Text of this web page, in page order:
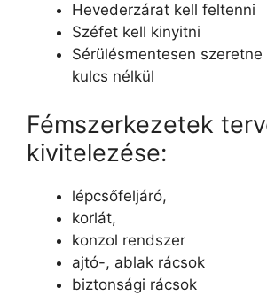
Hevederzárat kell feltenni
Széfet kell kinyitni
Sérülésmentesen
kulcs nélkül
Fémszerkezetek
kivitelezése:
lépcsőfeljáró,
korlát,
konzol rendszer
ajtó-, ablak rácsok
biztonsági rácsok